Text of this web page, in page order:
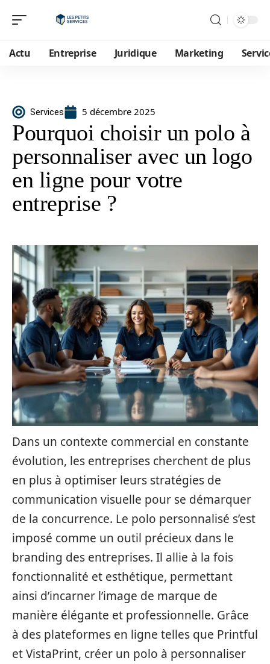
Actu Entreprise Juridique Marketing
Services 5 décembre 2025
Pourquoi choisir un polo à
personnaliser avec un logo
en ligne pour votre
entreprise ?
Dans un contexte commercial en constante
évolution, les entreprises cherchent de plus
en plus à optimiser leurs stratégies de
communication visuelle pour se démarquer
de la concurrence. Le polo personnalisé s’est
imposé comme un outil précieux dans le
branding des entreprises. Il allie à la fois
fonctionnalité et esthétique, permettant
ainsi d’incarner l’image de marque de
manière élégante et professionnelle. Grâce
à des plateformes en ligne telles que Printful
et VistaPrint, créer un polo à personnaliser